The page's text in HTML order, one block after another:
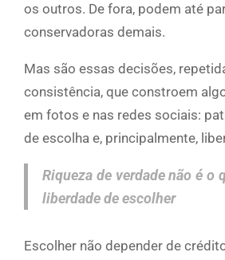
os outros. De fora, podem até
conservadoras demais.
Mas são essas decisões,
consistência, que constroem
em fotos e nas redes sociais:
de escolha e, principalmente,
Riqueza de verdade não é o
liberdade de escolher
Escolher não depender de